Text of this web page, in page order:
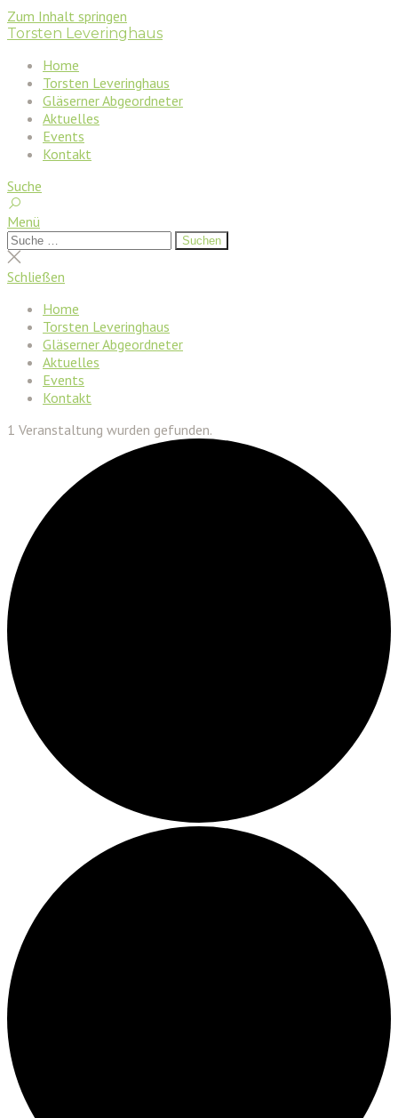
Zum Inhalt springen
Torsten Leveringhaus
Home
Torsten Leveringhaus
Gläserner Abgeordneter
Aktuelles
Events
Kontakt
Suche
Menü
Suchen
nach:
Suchen
Suche
schließen
Schließen
Home
Torsten Leveringhaus
Gläserner Abgeordneter
Aktuelles
Events
Kontakt
1 Veranstaltung wurden gefunden.